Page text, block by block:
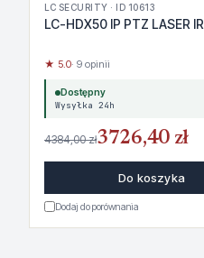
LC SECURITY · ID 10613
LC-HDX50 IP PTZ LASER IR
★ 5.0· 9 opinii
Dostępny
Wysyłka 24h
4384,00 zł3726,40 zł
Do koszyka
Dodaj do porównania